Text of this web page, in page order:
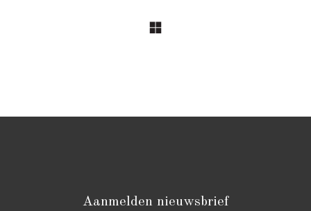
Aanmelden nieuwsbrief